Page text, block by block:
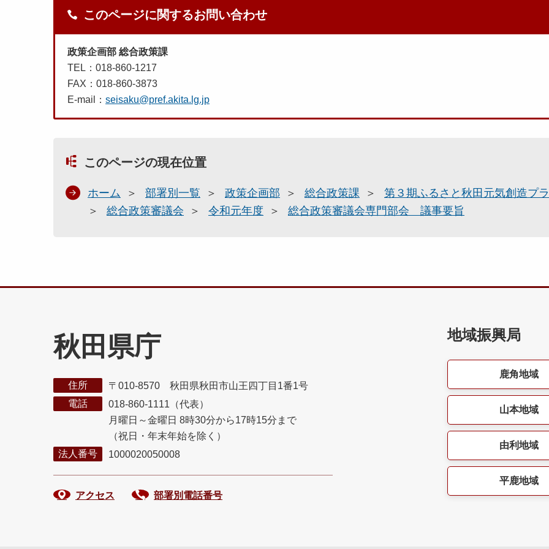
このページに関するお問い合わせ
政策企画部 総合政策課
TEL：018-860-1217
FAX：018-860-3873
E-mail： seisaku@pref.akita.lg.jp
このページの現在位置
ホーム 部署別一覧 政策企画部 総合政策課
第３期ふるさと秋田元気創造プ
総合政策審議会
令和元年度 総合政策審議会専門部会 議事要旨
秋田県庁
住所
〒010-8570 秋田県秋田市山王四丁目1番1号
電話
018-860-1111（代表）
月曜日～金曜日 8時30分から17時15分まで
（祝日・年末年始を除く）
法人番号
1000020050008
アクセス 部署別電話番号
地域振興局
鹿角地域
山本地域
由利地域
平鹿地域